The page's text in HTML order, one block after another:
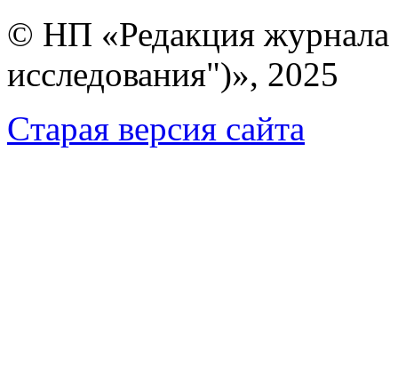
© НП «Редакция
исследования")», 2025
Cтарая версия сайта